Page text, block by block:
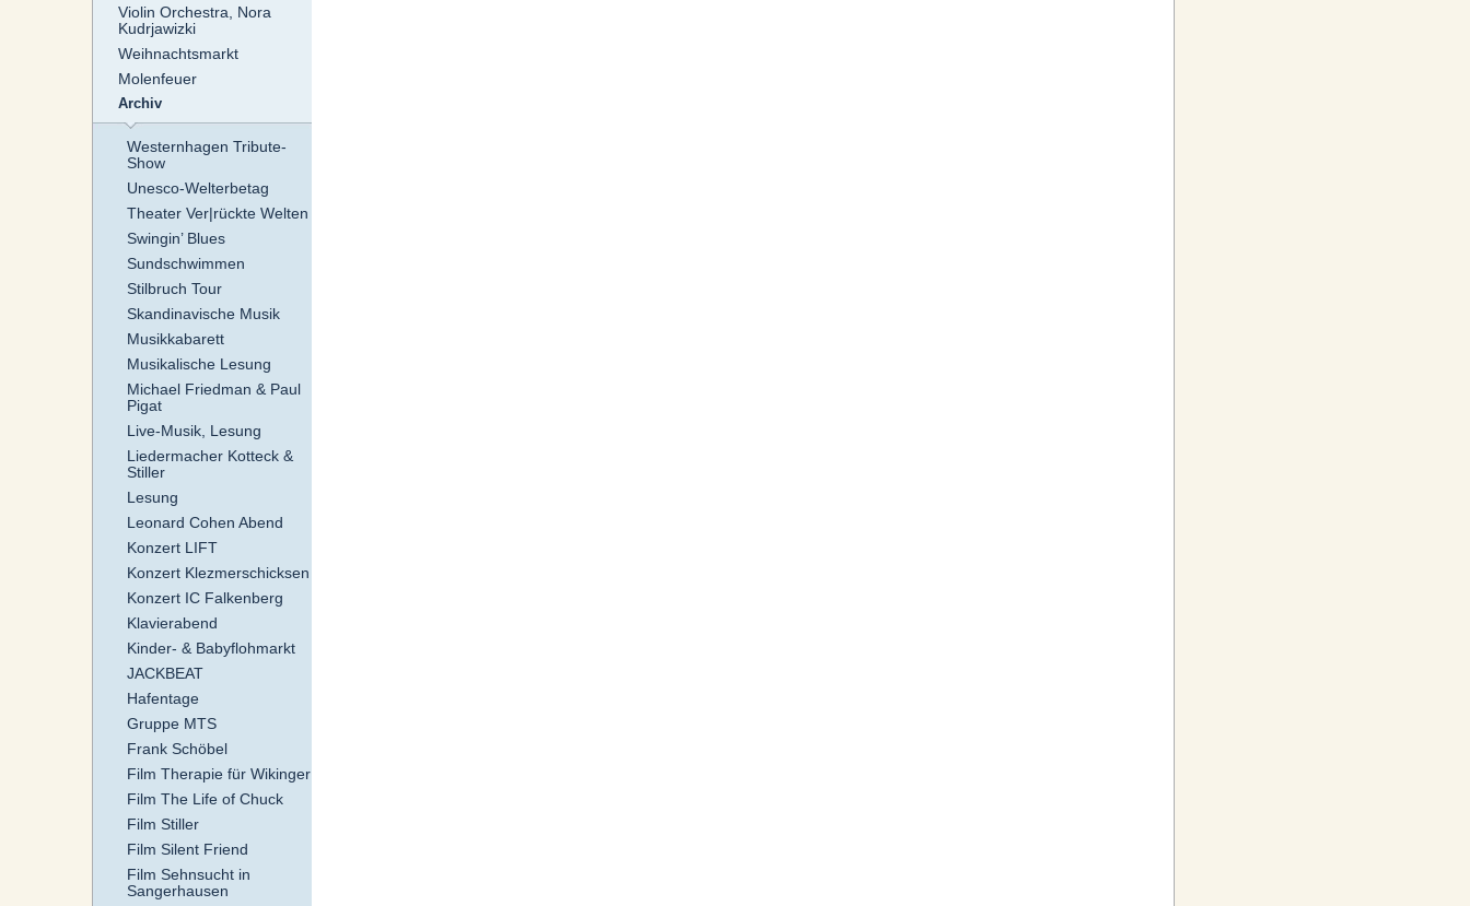
Violin Orchestra, Nora
Kudrjawizki
Weihnachtsmarkt
Molenfeuer
Archiv
Westernhagen Tribute-
Show
Unesco-Welterbetag
Theater Ver|rückte Welten
Swingin’ Blues
Sundschwimmen
Stilbruch Tour
Skandinavische Musik
Musikkabarett
Musikalische Lesung
Michael Friedman & Paul
Pigat
Live-Musik, Lesung
Liedermacher Kotteck &
Stiller
Lesung
Leonard Cohen Abend
Konzert LIFT
Konzert Klezmerschicksen
Konzert IC Falkenberg
Klavierabend
Kinder- & Babyflohmarkt
JACKBEAT
Hafentage
Gruppe MTS
Frank Schöbel
Film Therapie für Wikinger
Film The Life of Chuck
Film Stiller
Film Silent Friend
Film Sehnsucht in
Sangerhausen